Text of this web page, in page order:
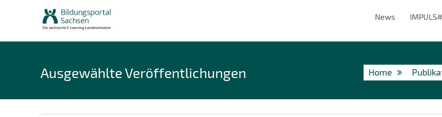
News
Ausgewählte Veröffentlichungen Home